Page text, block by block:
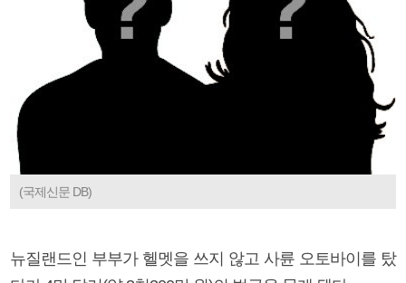
(국제신문 DB)
뉴질랜드인 부부가 헬멧을 쓰지 않고 사륜 오토바이를 탔